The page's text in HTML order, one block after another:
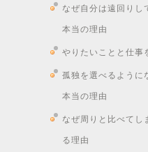
なぜ自分は遠回りし
本当の理由
やりたいことと仕事
孤独を選べるように
本当の理由
なぜ周りと比べてし
る理由